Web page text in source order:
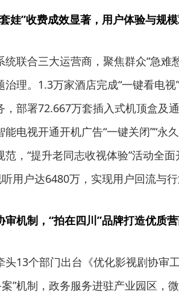
娃”收费成效显著，用户体验与规
统联合三大运营商，聚焦群众“急难
治理。1.3万家酒店完成“一键看电
，部署72.667万套插入式机顶盒及
电视开通开机广告“一键关闭”“永
范，“提升老同志收视体验”活动全
用户达6480万，实现用户回流与行
审机制，“拍在四川”品牌打造优质
头13个部门出台《优化影视剧协审
案”机制，政务服务进驻产业园区，